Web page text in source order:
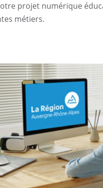
projet numérique
métiers.